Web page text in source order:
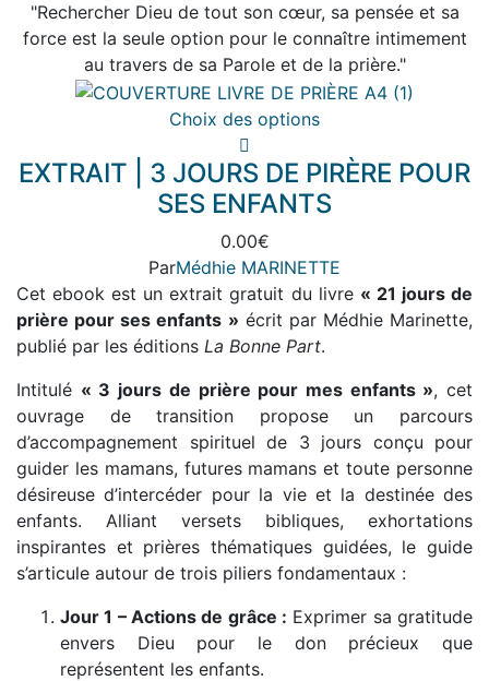
"Rechercher Dieu de tout son cœur, sa pensée et sa
force est la seule option pour le connaître intimement
au travers de sa Parole et de la prière."
Choix des optionsCe
a
plusieurs
options
peuvent
être
choisies
page
du
produit
EXTRAIT | 3 JOURS DE PIRÈRE POUR
SES ENFANTS
0.00€
ParMédhie MARINETTE
Cet ebook est un extrait gratuit du livre « 21 jours de
prière pour ses enfants » écrit par Médhie Marinette,
publié par les éditions La Bonne Part.
Intitulé « 3 jours de prière pour mes enfants », cet
ouvrage de transition propose un parcours
d’accompagnement spirituel de 3 jours conçu pour
guider les mamans, futures mamans et toute personne
désireuse d’intercéder pour la vie et la destinée des
enfants. Alliant versets bibliques, exhortations
inspirantes et prières thématiques guidées, le guide
s’articule autour de trois piliers fondamentaux :
Jour 1 – Actions de grâce : Exprimer sa gratitude
envers Dieu pour le don précieux que
représentent les enfants.